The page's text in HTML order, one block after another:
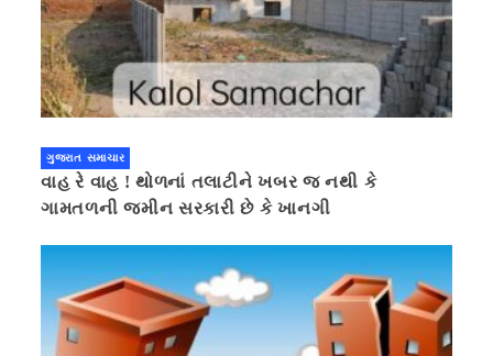
ગુજરાત સમાચાર
વાહ રે વાહ ! થોળનાં તલાટીને ખબર જ નથી કે
ગામતળની જમીન સરકારી છે કે ખાનગી